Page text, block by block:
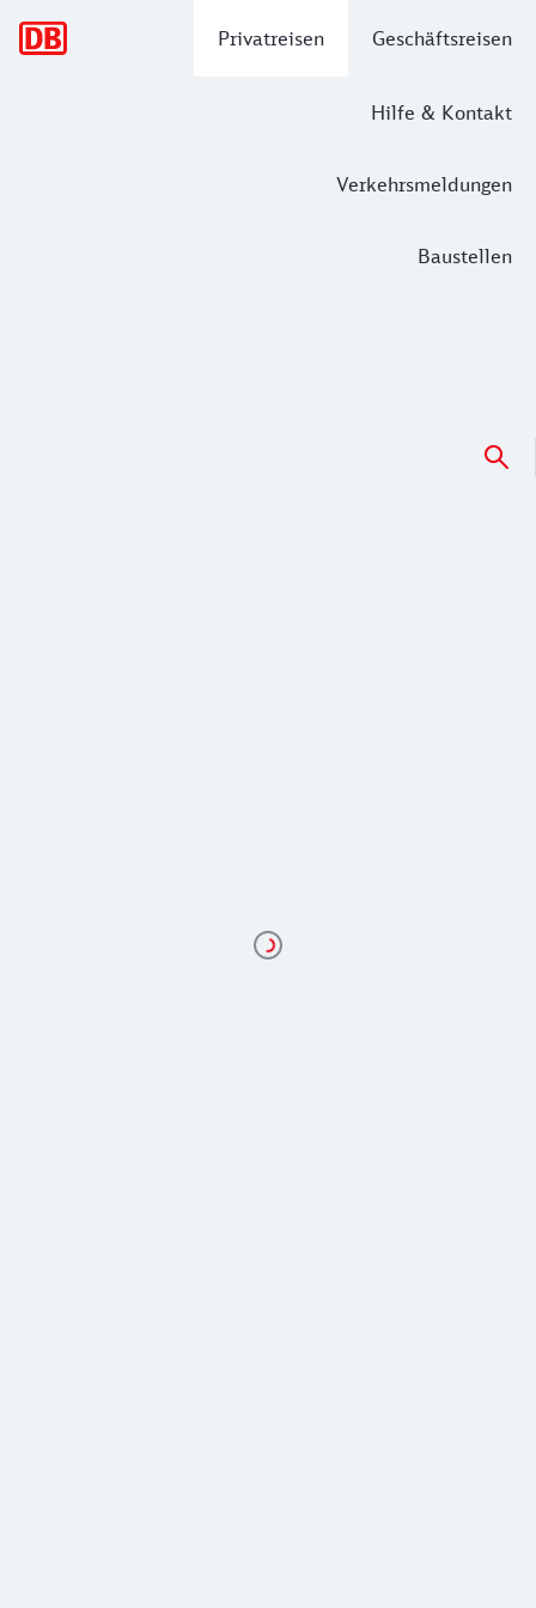
Privatreisen Geschäftsreisen
Hilfe & Kontakt
Verkehrsmeldungen
Baustellen